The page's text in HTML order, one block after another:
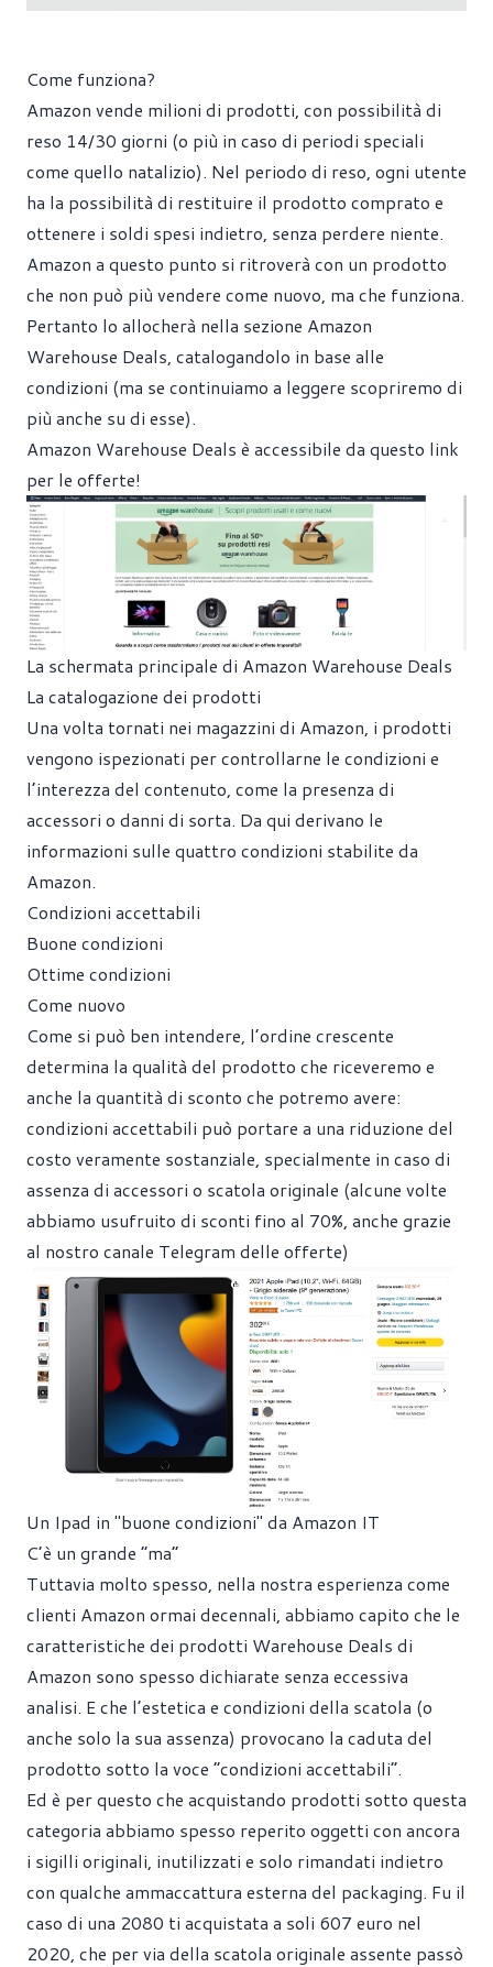
Come funziona?
Amazon vende milioni di prodotti, con possibilità di
reso 14/30 giorni (o più in caso di periodi speciali
come quello natalizio). Nel periodo di reso, ogni utente
ha la possibilità di restituire il prodotto comprato e
ottenere i soldi spesi indietro, senza perdere niente.
Amazon a questo punto si ritroverà con un prodotto
che non può più vendere come nuovo, ma che funziona.
Pertanto lo allocherà nella sezione Amazon
Warehouse Deals, catalogandolo in base alle
condizioni (ma se continuiamo a leggere scopriremo di
più anche su di esse).
Amazon Warehouse Deals è accessibile da questo link
per le offerte!
La schermata principale di Amazon Warehouse Deals
La catalogazione dei prodotti
Una volta tornati nei magazzini di Amazon, i prodotti
vengono ispezionati per controllarne le condizioni e
l’interezza del contenuto, come la presenza di
accessori o danni di sorta. Da qui derivano le
informazioni sulle quattro condizioni stabilite da
Amazon.
Condizioni accettabili
Buone condizioni
Ottime condizioni
Come nuovo
Come si può ben intendere, l’ordine crescente
determina la qualità del prodotto che riceveremo e
anche la quantità di sconto che potremo avere:
condizioni accettabili può portare a una riduzione del
costo veramente sostanziale, specialmente in caso di
assenza di accessori o scatola originale (alcune volte
abbiamo usufruito di sconti fino al 70%, anche grazie
al nostro canale Telegram delle offerte)
Un Ipad in "buone condizioni" da Amazon IT
C’è un grande “ma”
Tuttavia molto spesso, nella nostra esperienza come
clienti Amazon ormai decennali, abbiamo capito che le
caratteristiche dei prodotti Warehouse Deals di
Amazon sono spesso dichiarate senza eccessiva
analisi. E che l’estetica e condizioni della scatola (o
anche solo la sua assenza) provocano la caduta del
prodotto sotto la voce “condizioni accettabili”.
Ed è per questo che acquistando prodotti sotto questa
categoria abbiamo spesso reperito oggetti con ancora
i sigilli originali, inutilizzati e solo rimandati indietro
con qualche ammaccattura esterna del packaging. Fu il
caso di una 2080 ti acquistata a soli 607 euro nel
2020, che per via della scatola originale assente passò